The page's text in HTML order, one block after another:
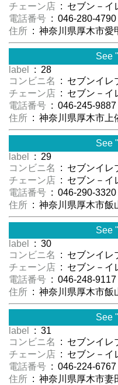
チェーン店 : セブン－イ
電話番号 : 046-280-4790
住所 : 神奈川県厚木市愛
See
label
: 28
コンビニ名
: セブンイレ
チェーン店 : セブン－イ
電話番号 : 046-245-9887
住所 : 神奈川県厚木市上
See
label
: 29
コンビニ名
: セブンイレ
チェーン店 : セブン－イ
電話番号 : 046-290-3320
住所 : 神奈川県厚木市飯
See
label
: 30
コンビニ名
: セブンイレ
チェーン店 : セブン－イ
電話番号 : 046-248-9117
住所 : 神奈川県厚木市飯
See
label
: 31
コンビニ名
: セブンイレ
チェーン店 : セブン－イ
電話番号 : 046-224-6767
住所 : 神奈川県厚木市妻